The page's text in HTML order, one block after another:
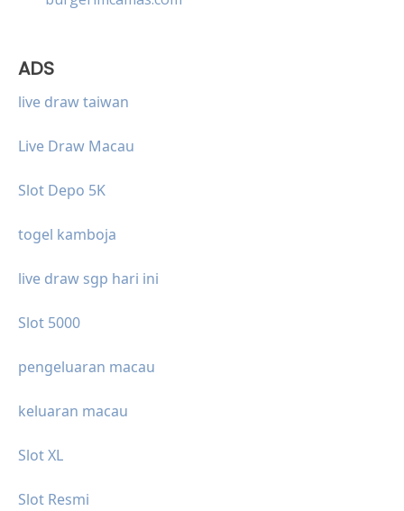
ADS
live draw taiwan
Live Draw Macau
Slot Depo 5K
togel kamboja
live draw sgp hari ini
Slot 5000
pengeluaran macau
keluaran macau
Slot XL
Slot Resmi